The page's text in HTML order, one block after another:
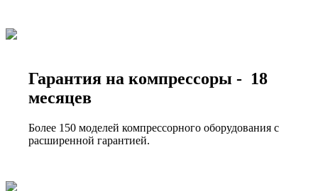
Гарантия на компрессоры - 18
месяцев
Более 150 моделей компрессорного оборудования с
расширенной гарантией.